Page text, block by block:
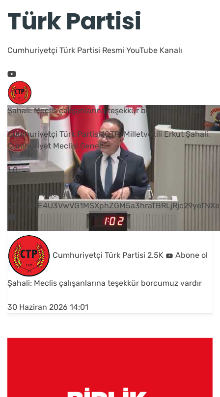
Türk Partisi
Cumhuriyetçi Türk Partisi Resmi YouTube Kanalı
Şahali: Meclis çalışanlarına teşekkür borcumuz vardır
Cumhuriyetçi Türk Partisi (CTP) Milletvekili Erkut Şahali,
Cumhuriyet Meclisi Genel...
1 0
YouTube Videosu
Cumhuriyetçi Türk Partisi 2.5K Abone ol
Şahali: Meclis çalışanlarına teşekkür borcumuz vardır
30 Haziran 2026 14:01